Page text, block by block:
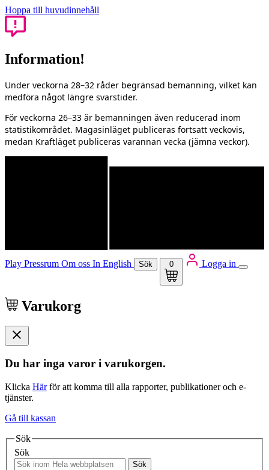
Hoppa till huvudinnehåll
Information!
Under veckorna 28–32 råder begränsad bemanning, vilket kan
medföra något längre svarstider.
För veckorna 26–33 är bemanningen även reducerad inom
statistikområdet. Magasinläget publiceras fortsatt veckovis,
medan Kraftläget publiceras varannan vecka (jämna veckor).
Play Pressrum Om oss In English Sök 0 Logga in
Varukorg
Du har inga varor i varukorgen.
Klicka Härför att komma till alla rapporter, publikationer och e-
tjänster.
Gå till kassan
Sök
Sök
Sök